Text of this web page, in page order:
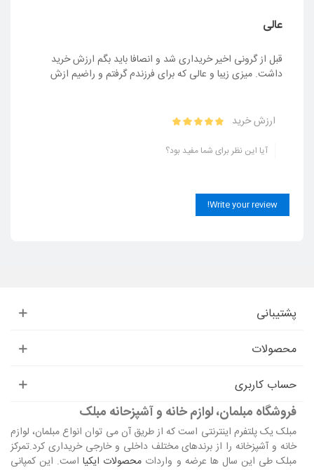
عالی
قبل از گرونی اخیر خریداری شد و انصافا باید بگم ارزش خرید
داشت. میزی زیبا و عالی که برای فرزندم گرفتم و راضیم ازش
ارزش خرید
آیا این نظر برای شما مفید بود؟
Write your review!
پشتیبانی
محصولات
حساب کاربری
فروشگاه مبلمان، لوازم خانه و آشپزحانه مبلک
مبلک یک پلتفرم اینترنتی است که از طریق آن می توان انواع مبلمان، لوازم
خانه و آشپزخانه را از برندهای مختلف داخلی و خارجی خریداری کرد.تمرکز
مبلک طی این سال ها عرضه و واردات محصولات ایکیااست. این کمپانی